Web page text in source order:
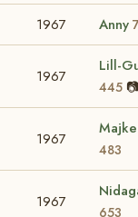
1967 Anny
1967
Lill-
445
1967
483
1967
653